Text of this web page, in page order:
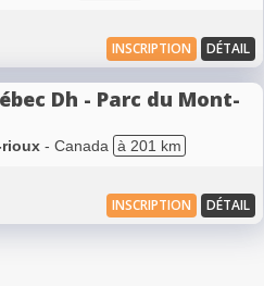
INSCRIPTION DÉTAIL
Dh - Parc du Mont-
rioux - Canada à 201 km
INSCRIPTION DÉTAIL